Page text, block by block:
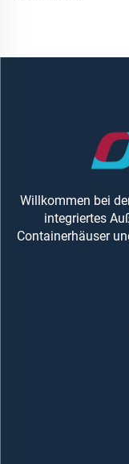
Willkommen bei
integriertes
Containerhäuser